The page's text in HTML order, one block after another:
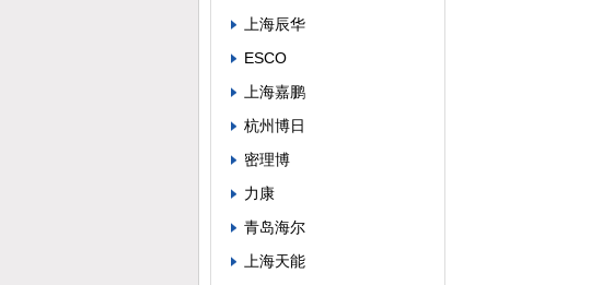
上海辰华
ESCO
上海嘉鹏
杭州博日
密理博
力康
青岛海尔
上海天能